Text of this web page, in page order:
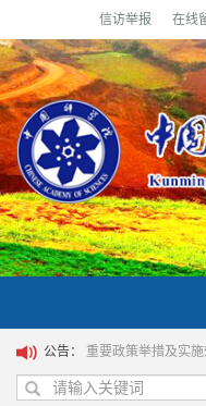
信访举报 在线
公告： 重要政策举措及实施